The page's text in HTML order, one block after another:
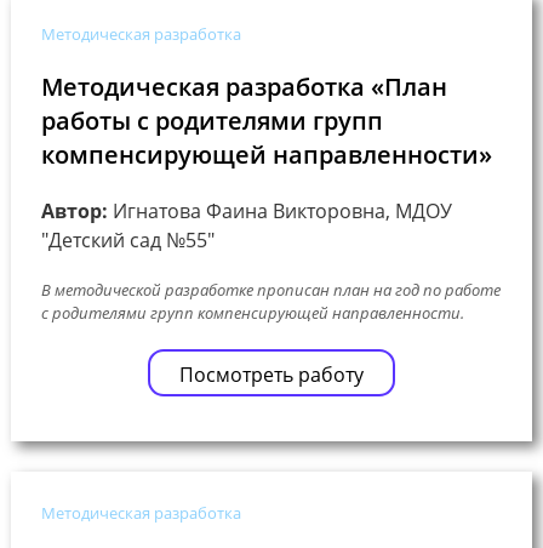
Методическая разработка
Методическая разработка «План
работы с родителями групп
компенсирующей направленности»
Автор: Игнатова Фаина Викторовна, МДОУ
"Детский сад №55"
В методической разработке прописан план на год по работе
с родителями групп компенсирующей направленности.
Посмотреть работу
Методическая разработка